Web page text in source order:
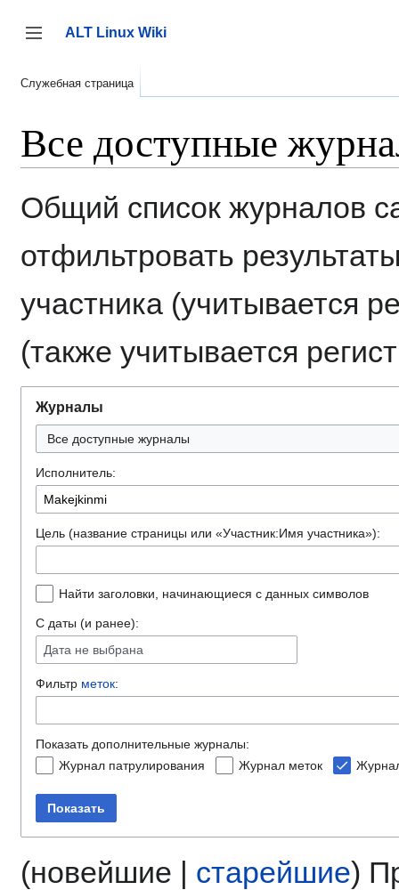
содержанию
Переключить боковую панель
ALT Linux Wiki
Служебная страница
Все доступные
Общий список журналов
отфильтровать
участника (учитывается
(также учитывается
Журналы
Все доступные журналы
Исполнитель:
Цель (название страницы или «Участник:Имя участника»):
Найти заголовки, начинающиеся с данных символов
С даты (и ранее):
Дата не выбрана
Фильтр меток:
Показать дополнительные журналы:
Журнал патрулирования
Журнал меток
Показать
(новейшие | старейшие)